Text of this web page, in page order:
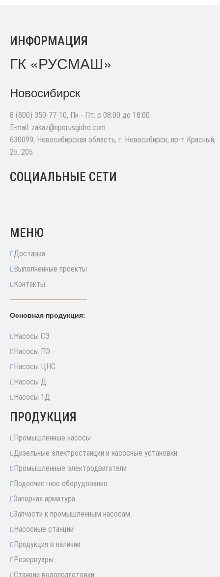
ИНФОРМАЦИЯ
ГК «РУСМАШ»
Новосибирск
8 (800) 350-77-10, Пн - Пт: с 08:00 до 18:00
E-mail: zakaz@nporusgidro.com
630099, Новосибирская область, г. Новосибирск, пр-т Красный,
25, 205
СОЦИАЛЬНЫЕ СЕТИ
МЕНЮ
Доставка
Выполненные проекты
Контакты
Основная продукция:
Насосы СЭ
Насосы ПЭ
Насосы ЦНС
Насосы Д
Насосы 1Д
ПРОДУКЦИЯ
Промышленные насосы
Дизельные электростанции и насосные установки
Промышленные электродвигатели
Водоочистное оборудование
Запорная арматура
Запчасти к промышленным насосам
Насосные станции
Продукция в наличии
Резервуары
Станции водоподготовки